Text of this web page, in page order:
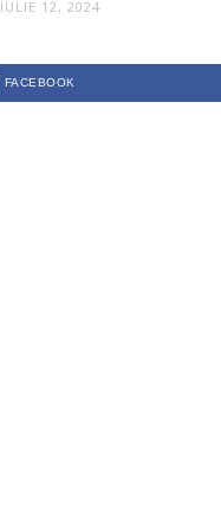
IULIE 12, 2024
FACEBOOK